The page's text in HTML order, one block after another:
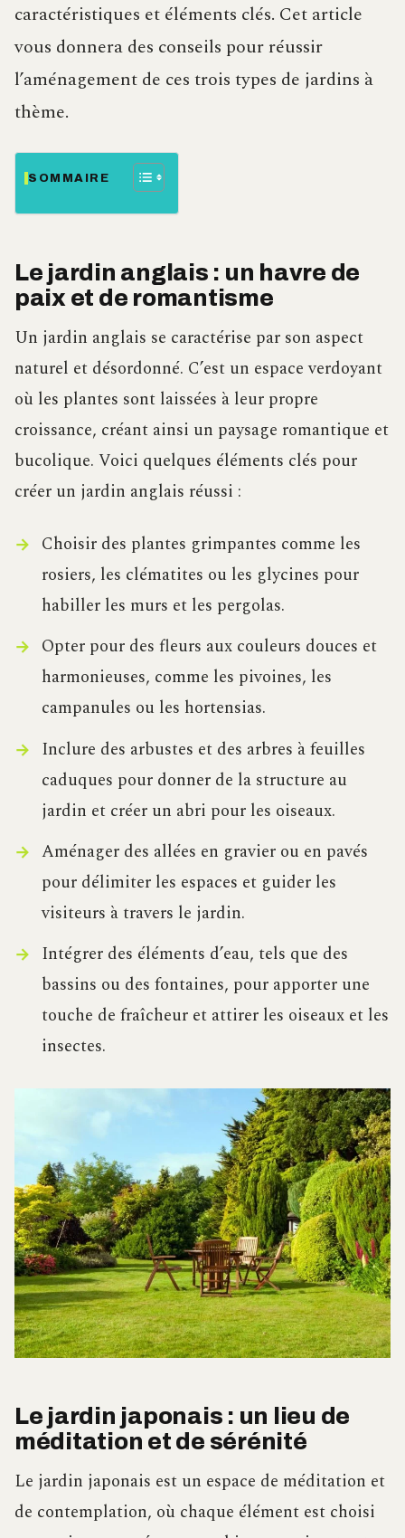
caractéristiques et éléments clés. Cet article
vous donnera des conseils pour réussir
l’aménagement de ces trois types de jardins à
thème.
SOMMAIRE
Le jardin anglais : un havre de
paix et de romantisme
Un jardin anglais se caractérise par son aspect
naturel et désordonné. C’est un espace verdoyant
où les plantes sont laissées à leur propre
croissance, créant ainsi un paysage romantique et
bucolique. Voici quelques éléments clés pour
créer un jardin anglais réussi :
Choisir des plantes grimpantes comme les
rosiers, les clématites ou les glycines pour
habiller les murs et les pergolas.
Opter pour des fleurs aux couleurs douces et
harmonieuses, comme les pivoines, les
campanules ou les hortensias.
Inclure des arbustes et des arbres à feuilles
caduques pour donner de la structure au
jardin et créer un abri pour les oiseaux.
Aménager des allées en gravier ou en pavés
pour délimiter les espaces et guider les
visiteurs à travers le jardin.
Intégrer des éléments d’eau, tels que des
bassins ou des fontaines, pour apporter une
touche de fraîcheur et attirer les oiseaux et les
insectes.
Le jardin japonais : un lieu de
méditation et de sérénité
Le jardin japonais est un espace de méditation et
de contemplation, où chaque élément est choisi